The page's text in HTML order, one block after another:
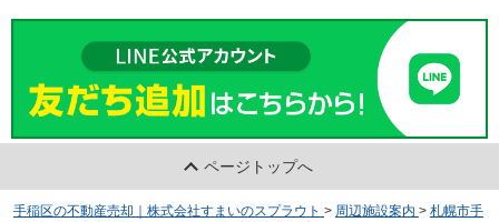
ページトップへ
手稲区の不動産売却｜株式会社すまいのスプラウト > 周辺施設案内 > 札幌市手